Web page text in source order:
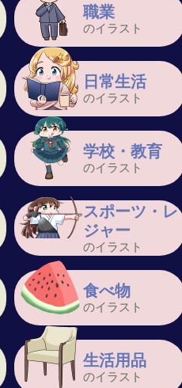
職業
のイラスト
日常生活
のイラスト
学校・教育
のイラスト
スポーツ・レ
ジャー
のイラスト
食べ物
のイラスト
生活用品
のイラスト